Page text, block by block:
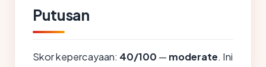
Putusan
Skor kepercayaan: 40/100 — moderate. Ini